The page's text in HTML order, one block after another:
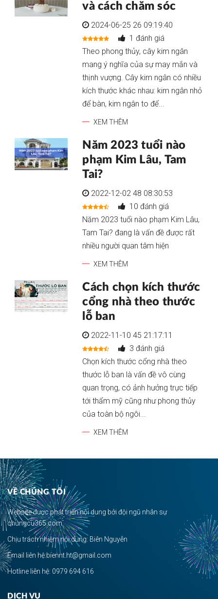
và cách chăm sóc
2024-06-25 26 09:19:40
1 đánh giá
Theo phong thủy, cây kim ngân
mang ý nghĩa của sự may mắn và
thịnh vượng. Cây kim ngân có nhiều
kích thước khác nhau: kim ngân nhỏ
để bàn, kim ngân to để...
XEM THÊM
Năm 2023 tuổi nào
phạm Kim Lâu, Tam
Tai?
2022-12-02 48 08:30:53
10 đánh giá
Năm 2023 tuổi nào phạm Kim Lâu,
Tam Tai? đang là vấn đề được rất
nhiều người quan tâm hiện
XEM THÊM
Cách chọn kích thước
cổng nhà theo thước
lỗ ban
2022-11-10 45 21:17:11
3 đánh giá
Chọn kích thước cổng nhà theo
thước lỗ ban là vấn đề vô cùng
quan trọng, có ảnh hưởng trực tiếp
tới thẩm mỹ cũng như phong thủy
của toàn bộ ngôi...
XEM THÊM
VỀ CHÚNG TÔI
Website được phát triển nội dung bởi đội ngũ nhân sự
chungcu365.com.
Chịu trách nhiệm nội dung: Biên Nguyễn
Email liên hệ:biennt.ht@gmail.com
Hotline liên hệ: 0979 694 616
DỊCH VỤ